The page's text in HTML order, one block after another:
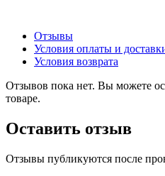
Отзывы
Условия оплаты и
Условия возврата
Отзывов пока нет. Вы можете
товаре.
Оставить отзыв
Отзывы публикуются после